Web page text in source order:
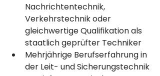
Nachrichtentechnik,
Verkehrstechnik oder
gleichwertige Qualifikation als
staatlich geprüfter Techniker
Mehrjährige Berufserfahrung in
der Leit- und Sicherungstechnik